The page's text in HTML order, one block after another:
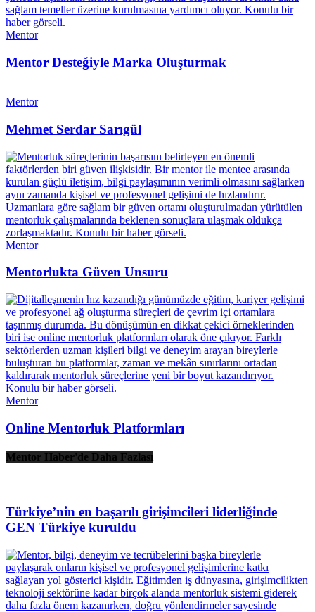
Mentor
Mentor Desteğiyle Marka Oluşturmak
Mentor
Mehmet Serdar Sarıgül
Mentor
Mentorlukta Güven Unsuru
Mentor
Online Mentorluk Platformları
Mentor Haber'de Daha Fazlası
Türkiye’nin en başarılı girişimcileri liderliğinde
GEN Türkiye kuruldu